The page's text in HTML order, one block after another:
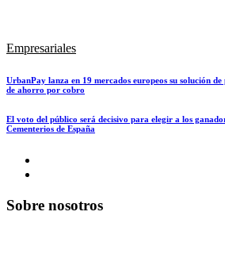
Empresariales
UrbanPay lanza en 19 mercados europeos su solución
de ahorro por cobro
El voto del público será decisivo para elegir a los
Cementerios de España
Sobre nosotros